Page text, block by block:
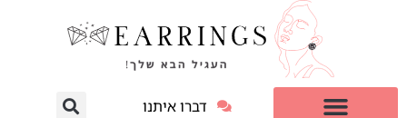
דברו איתנו